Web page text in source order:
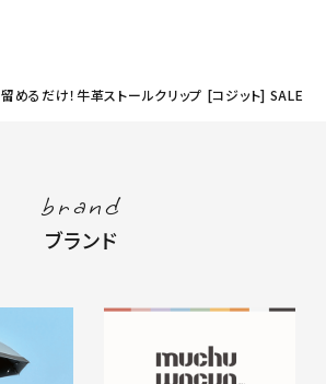
留めるだけ！牛革ストールクリップ [コジット] SALE
brand
ブランド